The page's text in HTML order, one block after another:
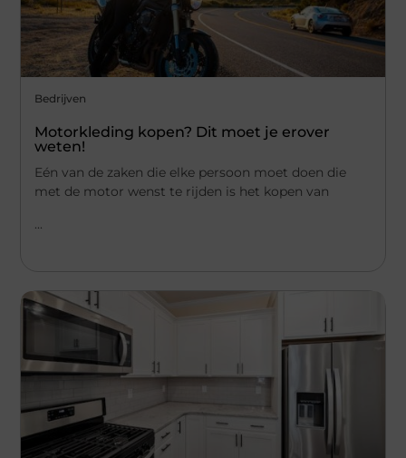
Bedrijven
Motorkleding kopen? Dit moet je erover
weten!
Eén van de zaken die elke persoon moet doen die
met de motor wenst te rijden is het kopen van